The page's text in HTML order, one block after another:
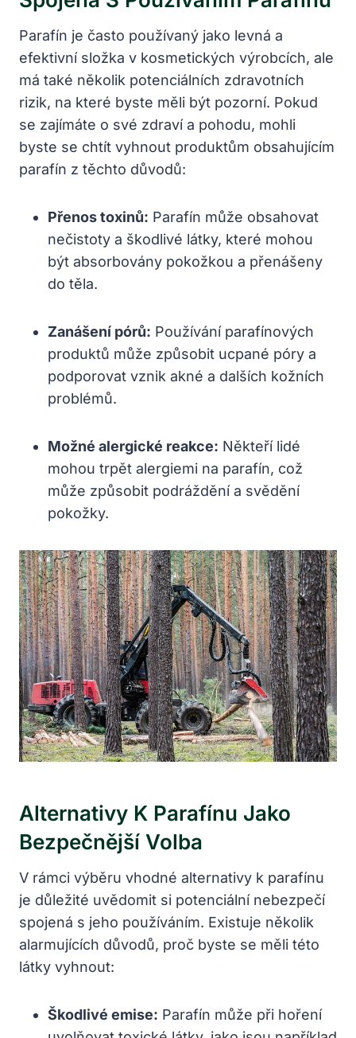
Parafín je často používaný jako levná a
efektivní složka v kosmetických výrobcích, ale
má také několik potenciálních zdravotních
rizik, na které byste měli být pozorní. Pokud
se zajímáte o své zdraví a pohodu, mohli
byste se chtít vyhnout produktům obsahujícím
parafín z těchto důvodů:
Přenos toxinů: Parafín může obsahovat
nečistoty a škodlivé látky, které mohou
být absorbovány pokožkou a přenášeny
do těla.
Zanášení pórů: Používání parafínových
produktů může způsobit ucpané póry a
podporovat vznik akné a dalších kožních
problémů.
Možné alergické reakce: Někteří lidé
mohou trpět alergiemi na parafín, což
může způsobit podráždění a svědění
pokožky.
Alternativy K Parafínu Jako
Bezpečnější Volba
V rámci výběru vhodné alternativy k parafínu
je důležité uvědomit si potenciální nebezpečí
spojená s jeho používáním. Existuje několik
alarmujících důvodů, proč byste se měli této
látky vyhnout:
Škodlivé emise: Parafín může při hoření